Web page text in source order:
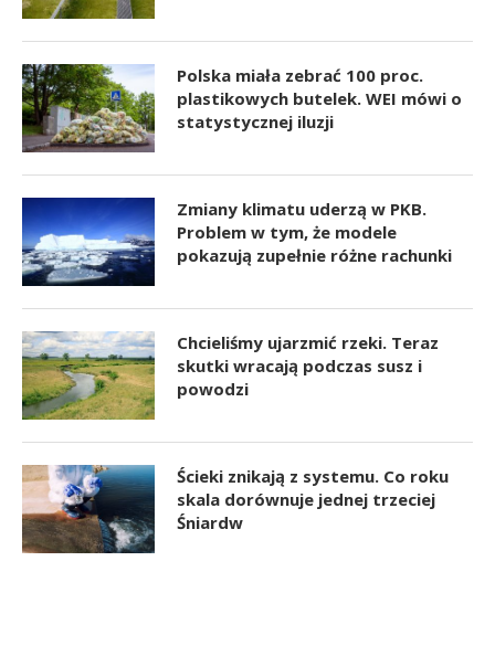
Polska miała zebrać 100 proc.
plastikowych butelek. WEI mówi o
statystycznej iluzji
Zmiany klimatu uderzą w PKB.
Problem w tym, że modele
pokazują zupełnie różne rachunki
Chcieliśmy ujarzmić rzeki. Teraz
skutki wracają podczas susz i
powodzi
Ścieki znikają z systemu. Co roku
skala dorównuje jednej trzeciej
Śniardw